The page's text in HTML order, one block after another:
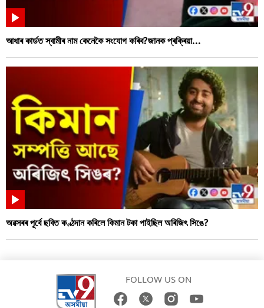
আধাৰ কাৰ্ডত স্বামীৰ নাম কেনেকৈ সংযোগ কৰিব?জানক প্ৰক্ৰিয়া...
অৱসৰৰ পূৰ্বে ছবিত কণ্ঠদান কৰিলে কিমান টকা পাইছিল অৰিজিৎ সিঙে?
FOLLOW US ON